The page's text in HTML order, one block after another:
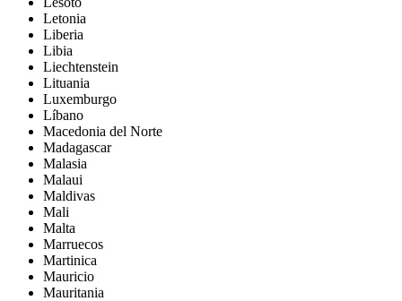
Letonia
Liberia
Libia
Liechtenstein
Lituania
Luxemburgo
Líbano
Macedonia del Norte
Madagascar
Malasia
Malaui
Maldivas
Mali
Malta
Marruecos
Martinica
Mauricio
Mauritania